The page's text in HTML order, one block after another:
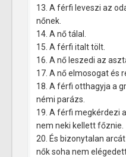
13. A férfi leveszi az
nőnek.
14. A nő tálal.
15. A férfi italt tölt.
16. A nő leszedi az
17. A nő elmosogat és
18. A férfi otthagyja a
némi parázs.
19. A férfi megkérdezi
nem neki kellett főznie.
20. És bizonytalan
nők soha nem